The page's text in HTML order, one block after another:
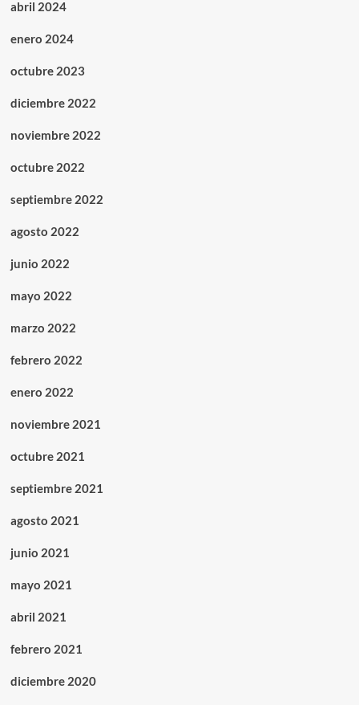
abril 2024
enero 2024
octubre 2023
diciembre 2022
noviembre 2022
octubre 2022
septiembre 2022
agosto 2022
junio 2022
mayo 2022
marzo 2022
febrero 2022
enero 2022
noviembre 2021
octubre 2021
septiembre 2021
agosto 2021
junio 2021
mayo 2021
abril 2021
febrero 2021
diciembre 2020